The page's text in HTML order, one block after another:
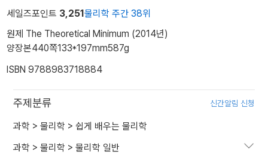
세일즈포인트 3,251물리학 주간 38위
원제 The Theoretical Minimum (2014년)
양장본440쪽133*197mm587g
ISBN 9788983718884
주제분류 신간알림 신청
과학 > 물리학 > 쉽게 배우는 물리학
과학 > 물리학 > 물리학 일반